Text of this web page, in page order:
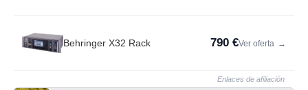
Behringer X32 Rack 790 €Ver oferta →
Enlaces de afiliación